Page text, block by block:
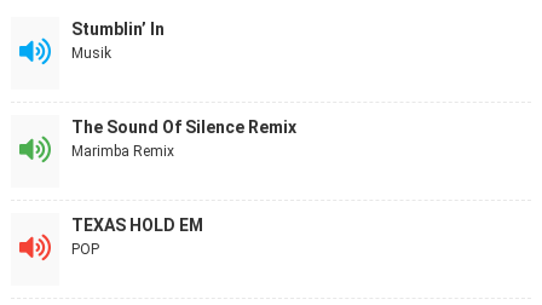
Stumblin’ In
Musik
The Sound Of Silence Remix
Marimba Remix
TEXAS HOLD EM
POP